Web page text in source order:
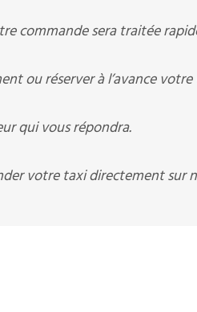
commande sera traitée
ou réserver à l’avance
qui vous répondra.
votre taxi directement sur